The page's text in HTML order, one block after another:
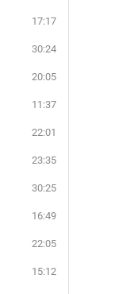
17:17
30:24
20:05
11:37
22:01
23:35
30:25
16:49
22:05
15:12